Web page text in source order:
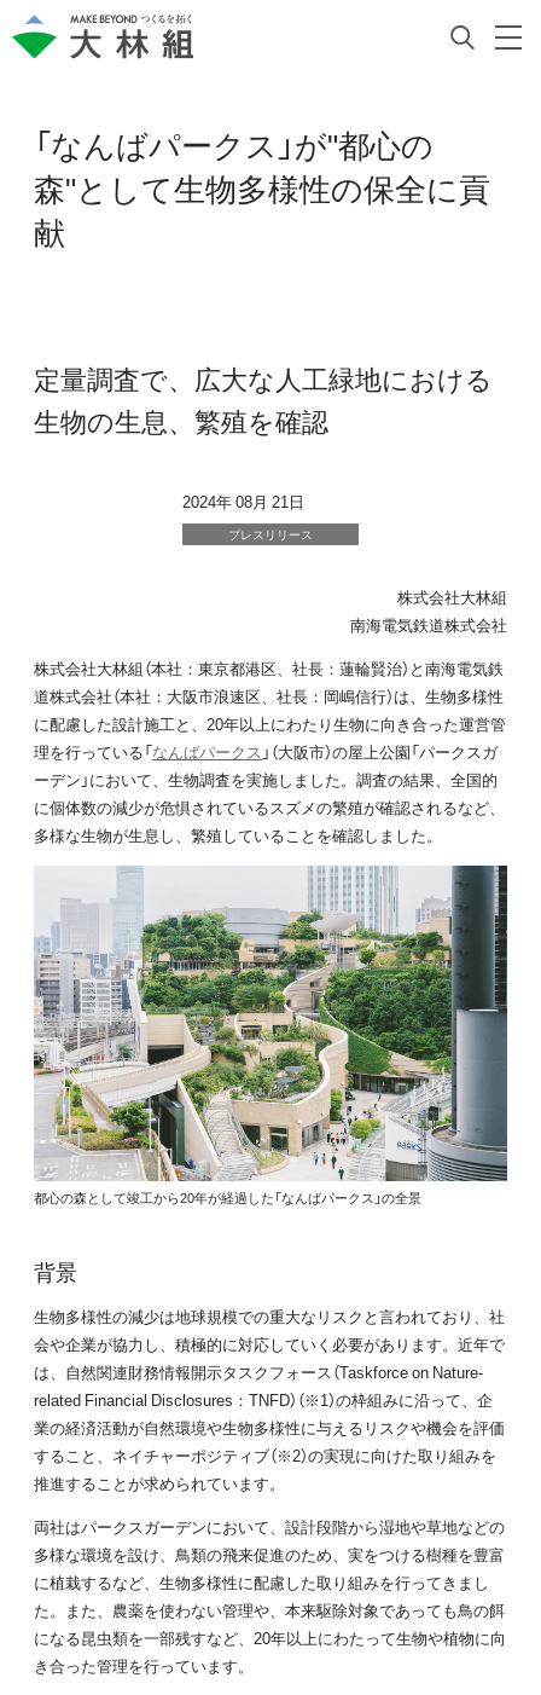
「なんばパークス」が"都心の
森"として生物多様性の保全に貢
献
定量調査で、広大な人工緑地における
生物の生息、繁殖を確認
2024年 08月 21日
プレスリリース
株式会社大林組
南海電気鉄道株式会社
株式会社大林組（本社：東京都港区、社長：蓮輪賢治）と南海電気鉄
道株式会社（本社：大阪市浪速区、社長：岡嶋信行）は、生物多様性
に配慮した設計施工と、20年以上にわたり生物に向き合った運営管
理を行っている「なんばパークス 」（大阪市）の屋上公園「パークスガ
ーデン」において、生物調査を実施しました。調査の結果、全国的
に個体数の減少が危惧されているスズメの繁殖が確認されるなど、
多様な生物が生息し、繁殖していることを確認しました。
都心の森として竣工から20年が経過した「なんばパークス」の全景
背景
生物多様性の減少は地球規模での重大なリスクと言われており、社
会や企業が協力し、積極的に対応していく必要があります。近年で
は、自然関連財務情報開示タスクフォース（Taskforce on Nature-
related Financial Disclosures：TNFD）（※1）の枠組みに沿って、企
業の経済活動が自然環境や生物多様性に与えるリスクや機会を評価
すること、ネイチャーポジティブ（※2）の実現に向けた取り組みを
推進することが求められています。
両社はパークスガーデンにおいて、設計段階から湿地や草地などの
多様な環境を設け、鳥類の飛来促進のため、実をつける樹種を豊富
に植栽するなど、生物多様性に配慮した取り組みを行ってきまし
た。また、農薬を使わない管理や、本来駆除対象であっても鳥の餌
になる昆虫類を一部残すなど、20年以上にわたって生物や植物に向
き合った管理を行っています。